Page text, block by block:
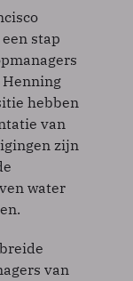
stap
Henning
hebben
van
zijn
water
van